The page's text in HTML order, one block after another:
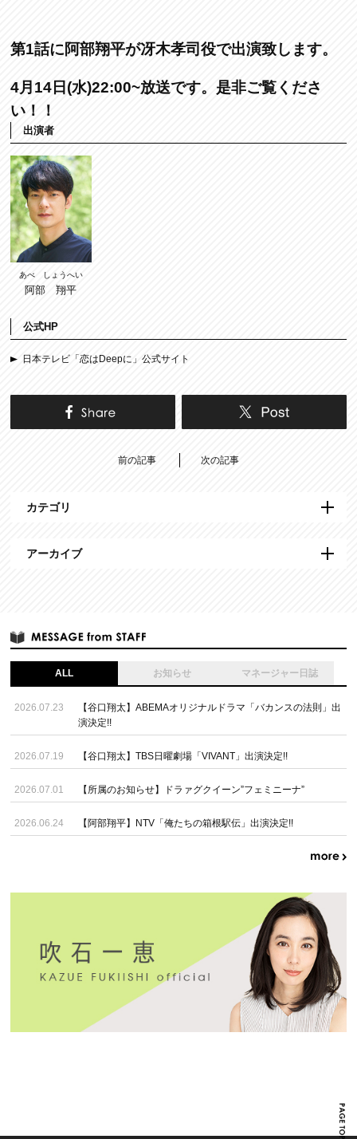
第1話に阿部翔平が冴木孝司役で出演致します。
4月14日(水)22:00~放送です。是非ご覧くださ
い！！
出演者
あべ しょうへい
阿部 翔平
公式HP
日本テレビ「恋はDeepに」公式サイト
前の記事 次の記事
カテゴリ
アーカイブ
ALL お知らせ マネージャー日誌
2026.07.23
【谷口翔太】ABEMAオリジナルドラマ「バカンスの法則」出
演決定!!
2026.07.19 【谷口翔太】TBS日曜劇場「VIVANT」出演決定!!
2026.07.01 【所属のお知らせ】ドラァグクイーン”フェミニーナ”
2026.06.24 【阿部翔平】NTV「俺たちの箱根駅伝」出演決定!!